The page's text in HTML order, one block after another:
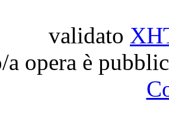
validato
a opera è